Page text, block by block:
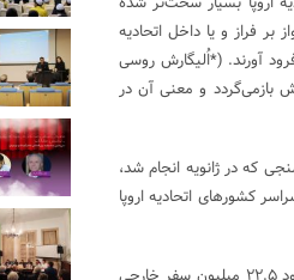
فراز و یا داخل اتحادیه
آورند. (*اُلیگارش روسی
بازمی‌گردد و معنی آن در
که در ژانویه انجام شد،
کشورهای اتحادیه اروپا